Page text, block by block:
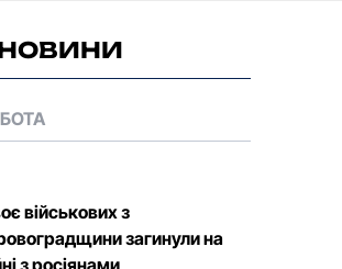
НОВИНИ
військових з
загинули на
з росіянами